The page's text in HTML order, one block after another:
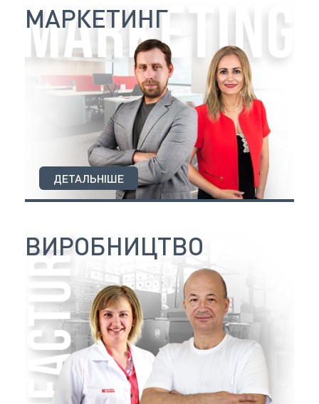
МАРКЕТИНГ
ДЕТАЛЬНІШЕ
ВИРОБНИЦТВО